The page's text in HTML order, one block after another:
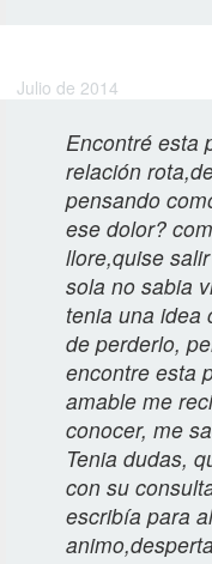
Julio de 2014
Encontré esta
relación
pensando
ese dolor?
llore,quise
sola no sabia
tenia una idea
de perderlo,
encontre esta
amable me
conocer, me
Tenia dudas,
con su
escribía para